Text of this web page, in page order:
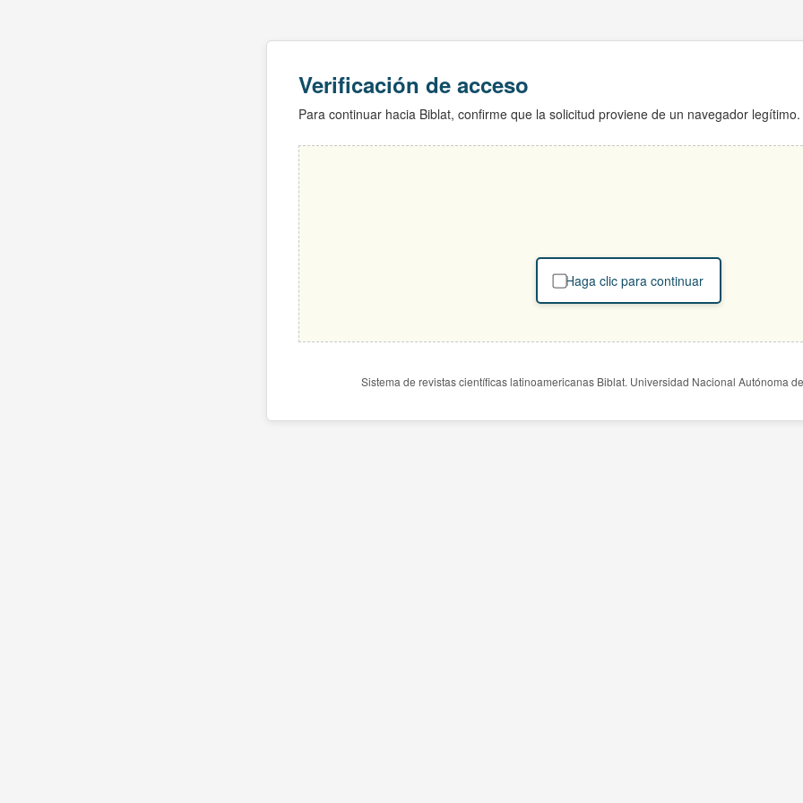
Verificación de acceso
Para continuar hacia Biblat, confirme que la solicitud proviene de un navegador legítimo.
Haga clic para continuar
Sistema de revistas científicas latinoamericanas Biblat. Universidad Nacional Autónoma